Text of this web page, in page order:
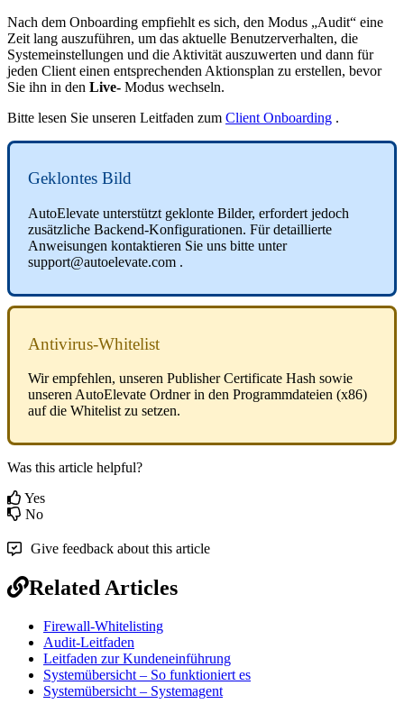
Nach dem Onboarding empfiehlt es sich, den Modus „Audit“ eine
Zeit lang auszuführen, um das aktuelle Benutzerverhalten, die
Systemeinstellungen und die Aktivität auszuwerten und dann für
jeden Client einen entsprechenden Aktionsplan zu erstellen, bevor
Sie ihn in den Live- Modus wechseln.
Bitte lesen Sie unseren Leitfaden zum Client Onboarding .
Geklontes Bild
AutoElevate unterstützt geklonte Bilder, erfordert jedoch
zusätzliche Backend-Konfigurationen. Für detaillierte
Anweisungen kontaktieren Sie uns bitte unter
support@autoelevate.com .
Antivirus-Whitelist
Wir empfehlen, unseren Publisher Certificate Hash sowie
unseren AutoElevate Ordner in den Programmdateien (x86)
auf die Whitelist zu setzen.
Was this article helpful?
Yes
No
Give feedback about this article
Related Articles
Firewall-Whitelisting
Audit-Leitfaden
Leitfaden zur Kundeneinführung
Systemübersicht – So funktioniert es
Systemübersicht – Systemagent